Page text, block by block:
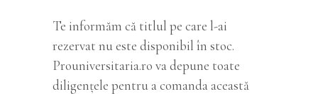
Te informăm că titlul pe care l-ai
rezervat nu este disponibil în stoc.
Prouniversitaria.ro va depune toate
diligenţele pentru a comanda această